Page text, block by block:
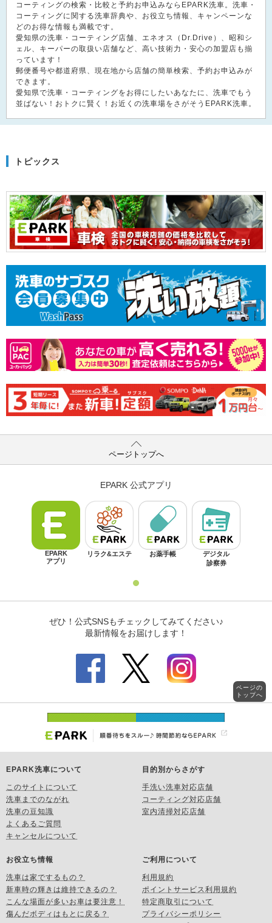
コーティングの検索・比較と予約お申込みならEPARK洗車。洗車・
コーティングに関する洗車辞典や、お役立ち情報、キャンペーンな
どのお得な情報も満載です。
愛知県の洗車・コーティング店舗、エネオス（Dr.Drive）、昭和シ
ェル、キーパーの取扱い店舗など、高い技術力・安心の加盟店も揃
っています！
郵便番号や都道府県、現在地から店舗の簡単検索、予約お申込みが
できます。
愛知県で洗車・コーティングをお得にしたいあなたに、洗車でもう
並ばない！おトクに賢く！お近くの洗車場をさがそうEPARK洗車。
トピックス
ページトップへ
EPARK洗車について
このサイトについて
洗車までのながれ
洗車の豆知識
よくあるご質問
キャンセルについて
目的別からさがす
手洗い洗車対応店舗
コーティング対応店舗
室内清掃対応店舗
お役立ち情報
洗車は家でするもの？
新車時の輝きは維持できるの？
こんな場面が多いお車は要注意！
傷んだボディはもとに戻る？
ご利用について
利用規約
ポイントサービス利用規約
特定商取引について
プライバシーポリシー
ページの
トップへ